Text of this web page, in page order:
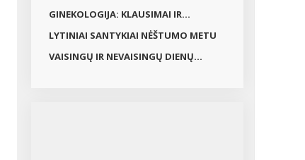
GINEKOLOGIJA: KLAUSIMAI IR...
LYTINIAI SANTYKIAI NĖŠTUMO METU
VAISINGŲ IR NEVAISINGŲ DIENŲ...